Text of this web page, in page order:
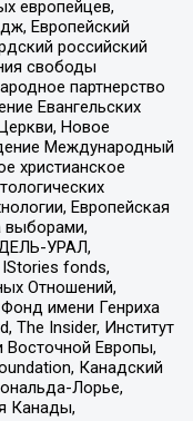
европейцев,
Европейский
российский
свободы
партнерство
Евангельских
Новое
Международный
христианское
Европейская
выборами,
УРАЛ,
fonds,
Отношений,
имени Генриха
The Insider, Институт
Восточной Европы,
Канадский
Лорье,
Канады,